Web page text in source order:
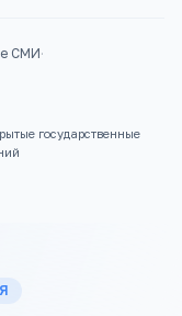
СМИ·
государственные